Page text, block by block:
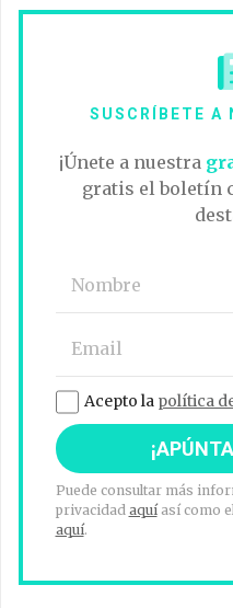
SUSCRÍBETE A
¡Únete a nuestra
gratis el boletín
Acepto la política
Puede consultar más
privacidad aquíasí como
aquí.